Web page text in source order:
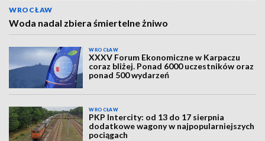
WROCŁAW
Woda nadal zbiera śmiertelne żniwo
WROCŁAW
XXXV Forum Ekonomiczne w Karpaczu
coraz bliżej. Ponad 6000 uczestników oraz
ponad 500 wydarzeń
WROCŁAW
PKP Intercity: od 13 do 17 sierpnia
dodatkowe wagony w najpopularniejszych
pociągach